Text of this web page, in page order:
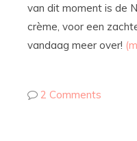
van dit moment is de
crème, voor een
vandaag meer over!
2 Comments